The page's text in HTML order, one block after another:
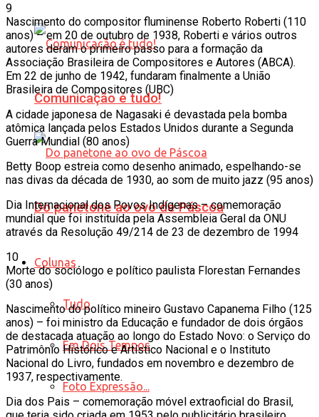
Comunicação é tudo!
Do panetone ao ovo de Páscoa
Colunas
Tudo
Em Dois Tempos
Foto Expressão...
9
Nascimento do compositor fluminense Roberto Roberti (110
anos) – em 20 de outubro de 1938, Roberti e vários outros
autores deram o primeiro passo para a formação da
Associação Brasileira de Compositores e Autores (ABCA).
Em 22 de junho de 1942, fundaram finalmente a União
Brasileira de Compositores (UBC)
A cidade japonesa de Nagasaki é devastada pela bomba
atômica lançada pelos Estados Unidos durante a Segunda
Guerra Mundial (80 anos)
Betty Boop estreia como desenho animado, espelhando-se
nas divas da década de 1930, ao som de muito jazz (95 anos)
Dia Internacional dos Povos Indígenas – comemoração
mundial que foi instituída pela Assembleia Geral da ONU
através da Resolução 49/214 de 23 de dezembro de 1994
10
Morte do sociólogo e político paulista Florestan Fernandes
(30 anos)
Nascimento do político mineiro Gustavo Capanema Filho (125
anos) – foi ministro da Educação e fundador de dois órgãos
de destacada atuação ao longo do Estado Novo: o Serviço do
Patrimônio Histórico e Artístico Nacional e o Instituto
Nacional do Livro, fundados em novembro e dezembro de
1937, respectivamente.
Dia dos Pais – comemoração móvel extraoficial do Brasil,